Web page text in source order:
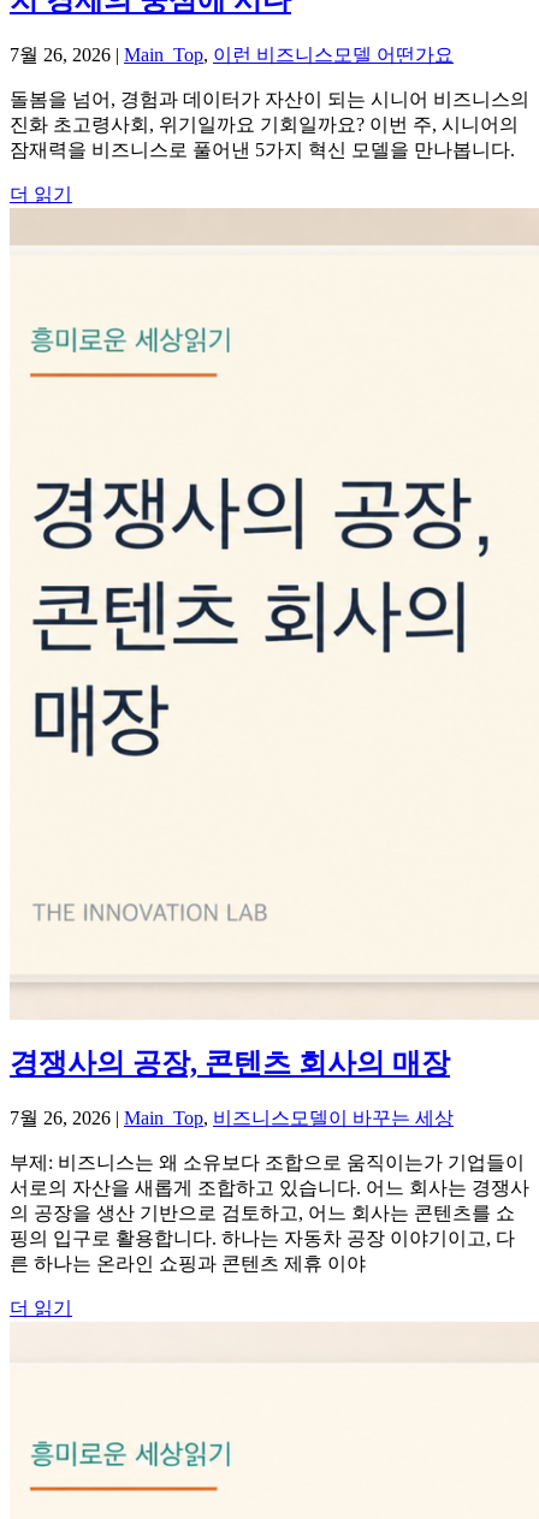
7월 26, 2026 | Main_Top, 이런 비즈니스모델 어떤가요
돌봄을 넘어, 경험과 데이터가 자산이 되는 시니어 비즈니스의
진화 초고령사회, 위기일까요 기회일까요? 이번 주, 시니어의
잠재력을 비즈니스로 풀어낸 5가지 혁신 모델을 만나봅니다.
더 읽기
경쟁사의 공장, 콘텐츠 회사의 매장
7월 26, 2026 | Main_Top, 비즈니스모델이 바꾸는 세상
부제: 비즈니스는 왜 소유보다 조합으로 움직이는가 기업들이
서로의 자산을 새롭게 조합하고 있습니다. 어느 회사는 경쟁사
의 공장을 생산 기반으로 검토하고, 어느 회사는 콘텐츠를 쇼
핑의 입구로 활용합니다. 하나는 자동차 공장 이야기이고, 다
른 하나는 온라인 쇼핑과 콘텐츠 제휴 이야
더 읽기